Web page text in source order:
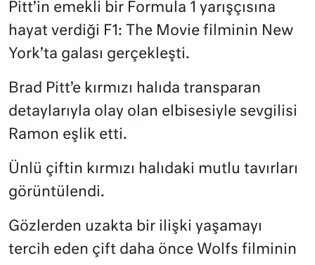
Pitt’in emekli bir Formula 1 yarışçısına
hayat verdiği F1: The Movie filminin New
York’ta galası gerçekleşti.
Brad Pitt’e kırmızı halıda transparan
detaylarıyla olay olan elbisesiyle sevgilisi
Ramon eşlik etti.
Ünlü çiftin kırmızı halıdaki mutlu tavırları
görüntülendi.
Gözlerden uzakta bir ilişki yaşamayı
tercih eden çift daha önce Wolfs filminin